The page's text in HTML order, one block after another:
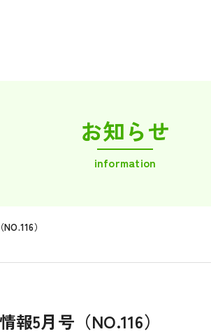
お知らせ
information
）
5月号（NO.116）